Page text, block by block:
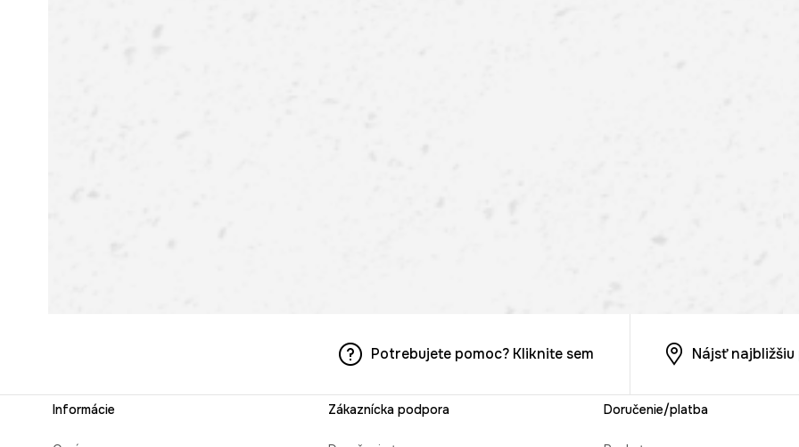
Potrebujete pomoc? Kliknite sem Nájsť
Informácie Zákaznícka podpora Doručenie/platba